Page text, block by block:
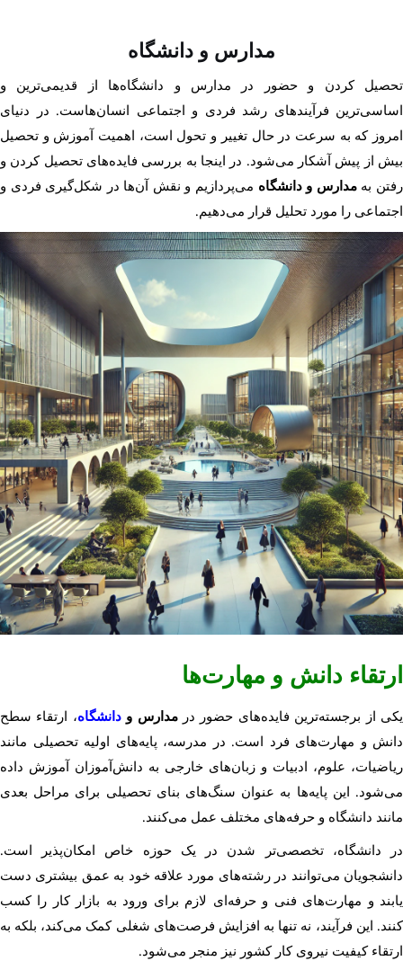
مدارس و دانشگاه
تحصیل کردن و حضور در مدارس و دانشگاه‌ها از قدیمی‌ترین و
اساسی‌ترین فرآیندهای رشد فردی و اجتماعی انسان‌هاست. در دنیای
امروز که به سرعت در حال تغییر و تحول است، اهمیت آموزش و تحصیل
بیش از پیش آشکار می‌شود. در اینجا به بررسی فایده‌های تحصیل کردن و
رفتن بهمدارس و دانشگاه می‌پردازیم و نقش آن‌ها در شکل‌گیری فردی و
اجتماعی را مورد تحلیل قرار می‌دهیم.
ارتقاء دانش و مهارت‌ها
یکی از برجسته‌ترین فایده‌های حضور درمدارس ودانشگاه، ارتقاء سطح
دانش و مهارت‌های فرد است. در مدرسه، پایه‌های اولیه تحصیلی مانند
ریاضیات، علوم، ادبیات و زبان‌های خارجی به دانش‌آموزان آموزش داده
می‌شود. این پایه‌ها به عنوان سنگ‌های بنای تحصیلی برای مراحل بعدی
مانند دانشگاه و حرفه‌های مختلف عمل می‌کنند.
در دانشگاه، تخصصی‌تر شدن در یک حوزه خاص امکان‌پذیر است.
دانشجویان می‌توانند در رشته‌های مورد علاقه خود به عمق بیشتری دست
یابند و مهارت‌های فنی و حرفه‌ای لازم برای ورود به بازار کار را کسب
کنند. این فرآیند، نه تنها به افزایش فرصت‌های شغلی کمک می‌کند، بلکه به
ارتقاء کیفیت نیروی کار کشور نیز منجر می‌شود.